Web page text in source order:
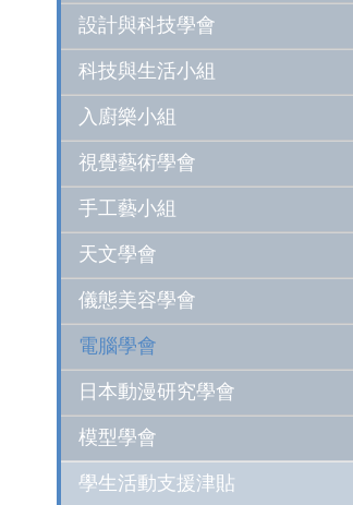
設計與科技學會
科技與生活小組
入廚樂小組
視覺藝術學會
手工藝小組
天文學會
儀態美容學會
電腦學會
日本動漫研究學會
模型學會
學生活動支援津貼